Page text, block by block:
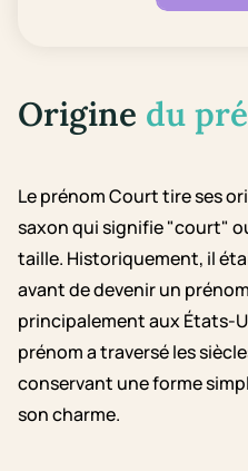
Origine du
Le prénom Court tire ses
saxon qui signifie "court"
taille. Historiquement, il
avant de devenir un
principalement aux États-
prénom a traversé les
conservant une forme
son charme.